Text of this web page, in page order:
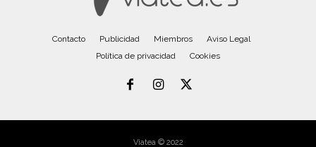
Contacto Publicidad Miembros
Aviso Legal
Política de privacidad
Cookies
Viatea © 2022